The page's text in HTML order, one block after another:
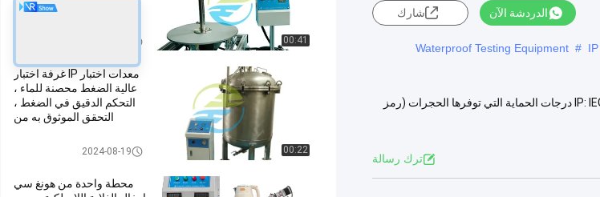
الدردشة الآن شارك
#
Waterproof Testing Equipment
معدات اختبار IP IEC 60529 IPX8 اختبار الغمر بالماء 500mm قطر معيار معدات اختبار IP: IEC 60529: 2013 درجات الحماية التي توفرها الحجرات (رمز
ترك رسالة
00:41
00:22
معدات اختبار IP غرفة اختبار
عالية الضغط محصنة للماء ،
التحكم الدقيق في الضغط ،
التحقق الموثوق به من
2024-08-19
محطة واحدة من هونغ سي